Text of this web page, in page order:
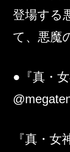
登場する
て、悪魔
●『真・
『真・